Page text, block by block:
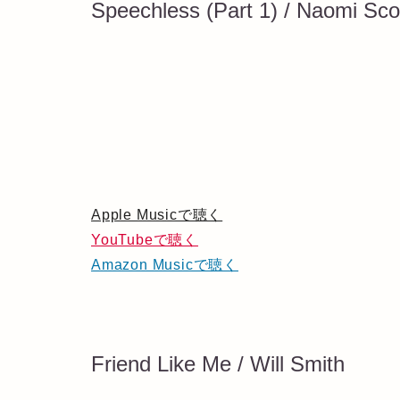
Speechless (Part 1) / Naomi
Apple Musicで聴く
YouTubeで聴く
Amazon Musicで聴く
Friend Like Me / Will Smith